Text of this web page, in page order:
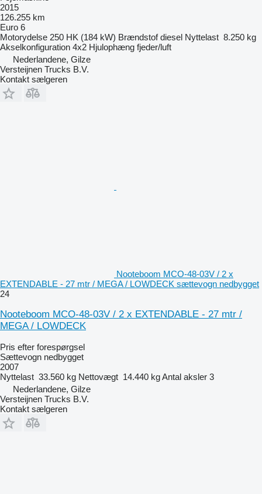
2015
126.255 km
Euro 6
Motorydelse 250 HK (184 kW) Brændstof diesel Nyttelast 8.250 kg
Akselkonfiguration 4x2 Hjulophæng fjeder/luft
Nederlandene, Gilze
Versteijnen Trucks B.V.
Kontakt sælgeren
Nooteboom MCO-48-03V / 2 x
EXTENDABLE - 27 mtr / MEGA / LOWDECK sættevogn nedbygget
24
Nooteboom MCO-48-03V / 2 x EXTENDABLE - 27 mtr /
MEGA / LOWDECK
Pris efter forespørgsel
Sættevogn nedbygget
2007
Nyttelast 33.560 kg Nettovægt 14.440 kgAntal aksler 3
Nederlandene, Gilze
Versteijnen Trucks B.V.
Kontakt sælgeren